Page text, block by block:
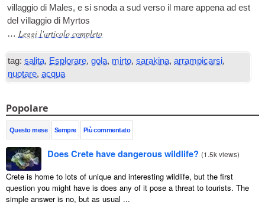
villaggio di Males, e si snoda a sud verso il mare appena ad est
del villaggio di Myrtos
… Leggi l'articolo completo
tag: salita, Esplorare,gola, mirto,sarakina,arrampicarsi,
nuotare,acqua
Popolare
Questo mese Sempre Più commentato
Does Crete have dangerous wildlife? (1.5k views)
Crete is home to lots of unique and interesting wildlife, but the first
question you might have is does any of it pose a threat to tourists. The
simple answer is no, but as usual ...